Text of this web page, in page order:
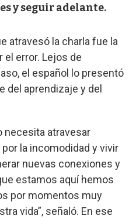
y seguir adelante.
atravesó la charla fue la
error. Lejos de
el español lo presentó
del aprendizaje y del
necesita atravesar
la incomodidad y vivir
nuevas conexiones y
estamos aquí hemos
por momentos muy
vida”, señaló. En ese